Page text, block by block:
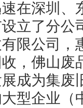
在深圳、
立了分公
限公司
收，佛山废
成为集废
型企业（